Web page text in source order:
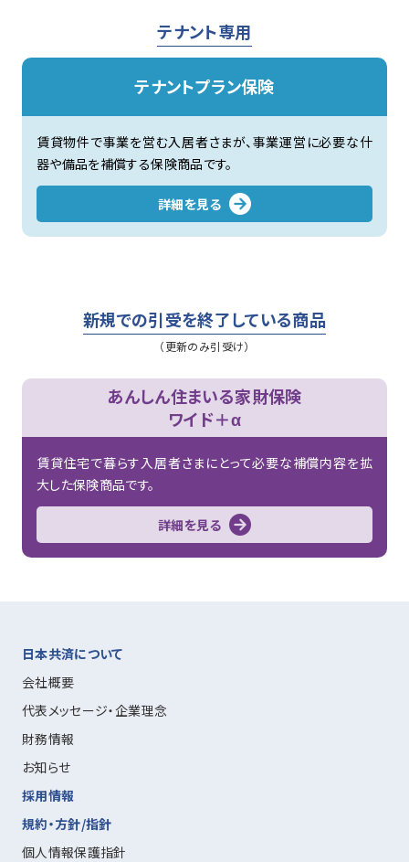
テナント専用
テナントプラン保険
賃貸物件で事業を営む入居者さまが、事業運営に必要な什
器や備品を補償する保険商品です。
詳細を見る
新規での引受を終了している商品
（更新のみ引受け）
あんしん住まいる家財保険
ワイド＋α
賃貸住宅で暮らす入居者さまにとって必要な補償内容を拡
大した保険商品です。
詳細を見る
日本共済について
会社概要
代表メッセージ・企業理念
財務情報
お知らせ
採用情報
規約・方針/指針
個人情報保護指針